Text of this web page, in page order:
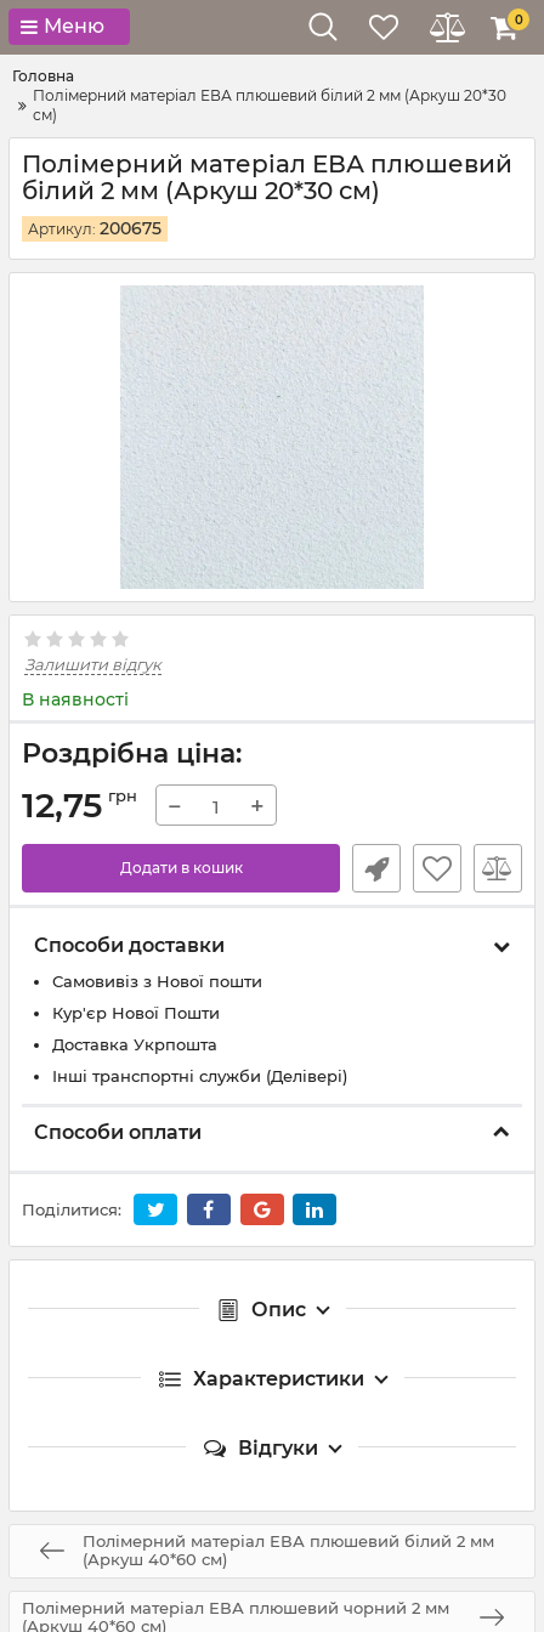
Меню 0
Головна
Полімерний матеріал ЕВА плюшевий білий 2 мм (Аркуш 20*30
см)
Полімерний матеріал ЕВА плюшевий
білий 2 мм (Аркуш 20*30 см)
Артикул: 200675
Залишити відгук
В наявності
Роздрібна ціна:
12,75 грн − +
Додати в кошик
Способи доставки
Самовивіз з Нової пошти
Кур'єр Нової Пошти
Доставка Укрпошта
Інші транспортні служби (Делівері)
Способи оплати
Поділитися:
Опис
Характеристики
Відгуки
Полімерний матеріал ЕВА плюшевий білий 2 мм
(Аркуш 40*60 см)
Полімерний матеріал ЕВА плюшевий чорний 2 мм
(Аркуш 40*60 см)